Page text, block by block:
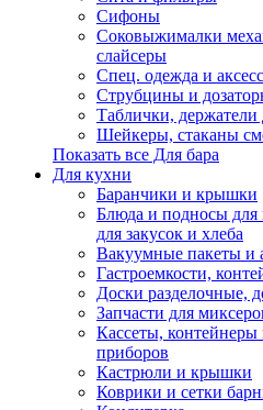
Сифоны
Соковыжималки
слайсеры
Спец. одежда и
Струбцины и
Таблички, держатели
Шейкеры, стаканы
Показать все Для бара
Для кухни
Баранчики и крышки
Блюда и подносы для
для закусок и хлеба
Вакуумные пакеты и
Гастроемкости,
Доски разделочные,
Запчасти для
Кассеты, контейнеры
приборов
Кастрюли и крышки
Коврики и сетки